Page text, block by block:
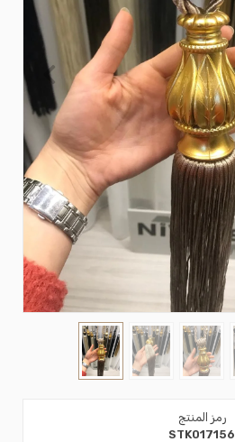
رمز المنتج
STK017156